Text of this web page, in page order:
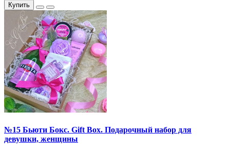
Купить
№15 Бьюти Бокс. Gift Box. Подарочный набор для
девушки, женщины